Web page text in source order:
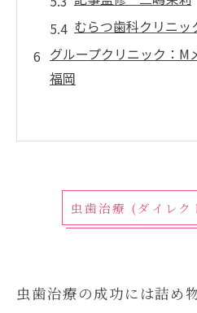
むらつ歯科クリニッ
グループクリニック：M
福岡
虫歯治療 (ダイレク
虫歯治療の成功には詰め